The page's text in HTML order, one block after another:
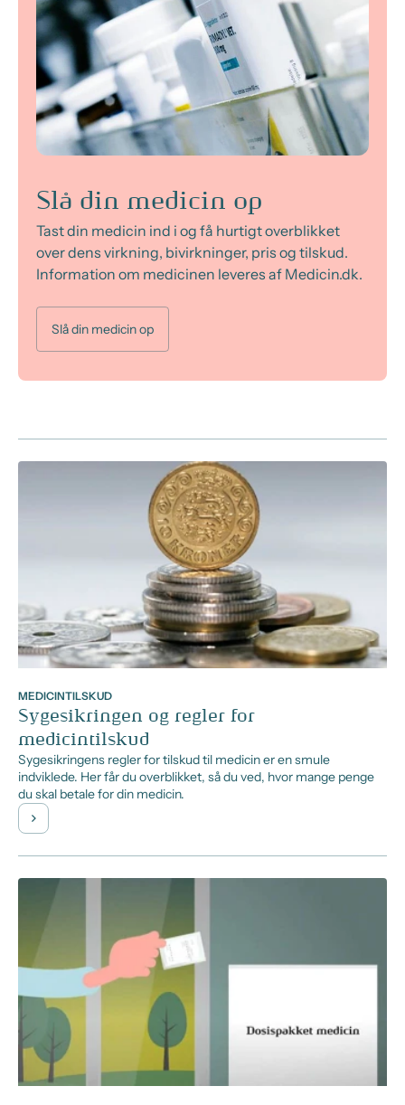
Slå din medicin op
Tast din medicin ind i og få hurtigt overblikket
over dens virkning, bivirkninger, pris og tilskud.
Information om medicinen leveres af Medicin.dk.
Slå din medicin op
MEDICINTILSKUD
Sygesikringen og regler for
medicintilskud
Sygesikringens regler for tilskud til medicin er en smule
indviklede. Her får du overblikket, så du ved, hvor mange penge
du skal betale for din medicin.